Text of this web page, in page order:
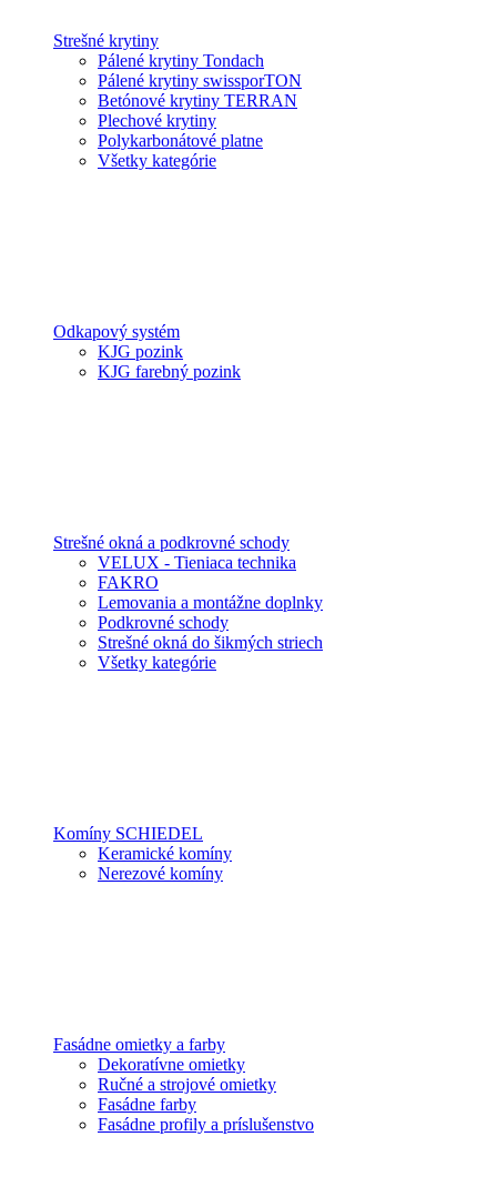
Strešné krytiny
Pálené krytiny Tondach
Pálené krytiny swissporTON
Betónové krytiny TERRAN
Plechové krytiny
Polykarbonátové platne
Všetky kategórie
Odkapový systém
KJG pozink
KJG farebný pozink
Strešné okná a podkrovné schody
VELUX - Tieniaca technika
FAKRO
Lemovania a montážne doplnky
Podkrovné schody
Strešné okná do šikmých striech
Všetky kategórie
Komíny SCHIEDEL
Keramické komíny
Nerezové komíny
Fasádne omietky a farby
Dekoratívne omietky
Ručné a strojové omietky
Fasádne farby
Fasádne profily a príslušenstvo